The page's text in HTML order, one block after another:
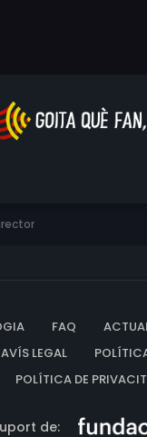
FAQ
AVÍS LEGAL
POLÍTICA DE
de: